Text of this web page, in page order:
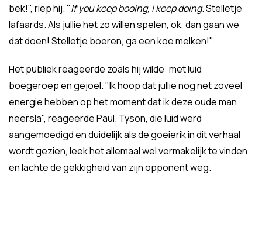
bek!", riep hij. "If you keep booing, I keep doing. Stelletje
lafaards. Als jullie het zo willen spelen, ok, dan gaan we
dat doen! Stelletje boeren, ga een koe melken!"
Het publiek reageerde zoals hij wilde: met luid
boegeroep en gejoel. "Ik hoop dat jullie nog net zoveel
energie hebben op het moment dat ik deze oude man
neersla", reageerde Paul. Tyson, die luid werd
aangemoedigd en duidelijk als de goeierik in dit verhaal
wordt gezien, leek het allemaal wel vermakelijk te vinden
en lachte de gekkigheid van zijn opponent weg.